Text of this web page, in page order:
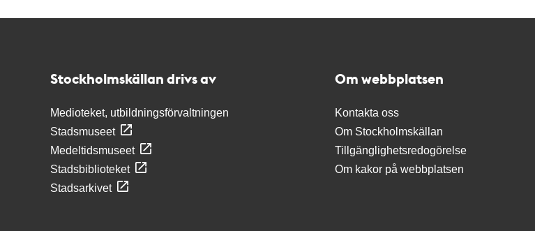
Stockholmskällan drivs av
Medioteket, utbildningsförvaltningen
Stadsmuseet
Medeltidsmuseet
Stadsbiblioteket
Stadsarkivet
Om webbplatsen
Kontakta oss
Om Stockholmskällan
Tillgänglighetsredogörelse
Om kakor på webbplatsen